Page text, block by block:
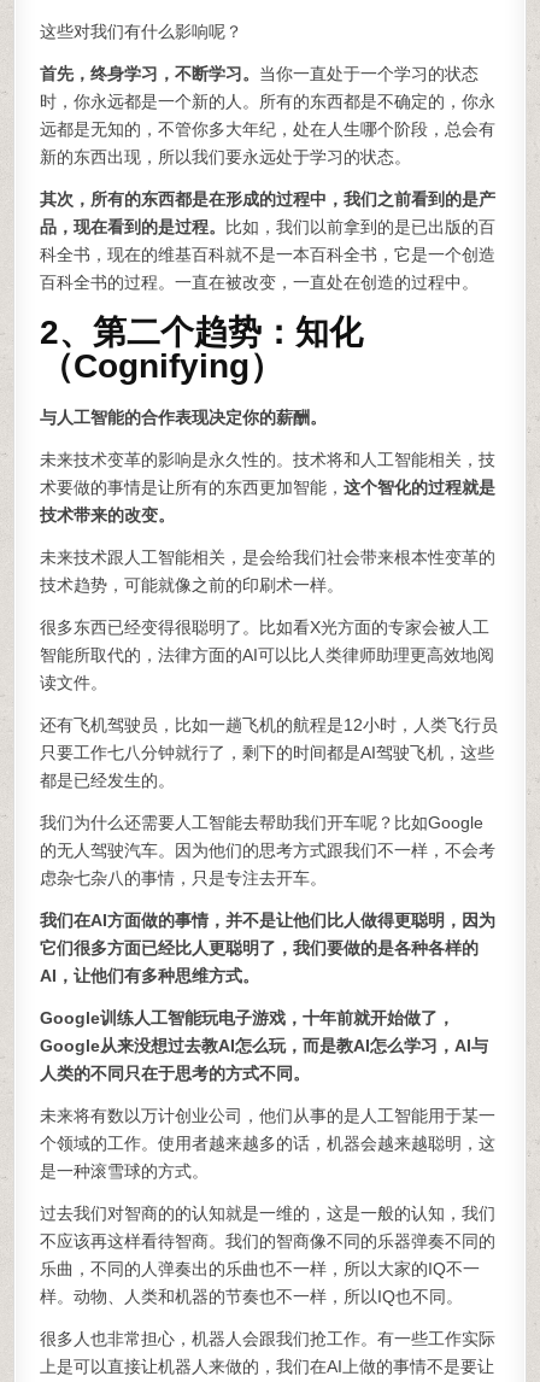
这些对我们有什么影响呢？
首先，终身学习，不断学习。 当你一直处于一个学习的状态
时，你永远都是一个新的人。所有的东西都是不确定的，你永
远都是无知的，不管你多大年纪，处在人生哪个阶段，总会有
新的东西出现，所以我们要永远处于学习的状态。
其次，所有的东西都是在形成的过程中，我们之前看到的是产
品，现在看到的是过程。 比如，我们以前拿到的是已出版的百
科全书，现在的维基百科就不是一本百科全书，它是一个创造
百科全书的过程。一直在被改变，一直处在创造的过程中。
2、第二个趋势：知化
（Cognifying）
与人工智能的合作表现决定你的薪酬。
未来技术变革的影响是永久性的。技术将和人工智能相关，技
术要做的事情是让所有的东西更加智能，这个智化的过程就是
技术带来的改变。
未来技术跟人工智能相关，是会给我们社会带来根本性变革的
技术趋势，可能就像之前的印刷术一样。
很多东西已经变得很聪明了。比如看X光方面的专家会被人工
智能所取代的，法律方面的AI可以比人类律师助理更高效地阅
读文件。
还有飞机驾驶员，比如一趟飞机的航程是12小时，人类飞行员
只要工作七八分钟就行了，剩下的时间都是AI驾驶飞机，这些
都是已经发生的。
我们为什么还需要人工智能去帮助我们开车呢？比如Google
的无人驾驶汽车。因为他们的思考方式跟我们不一样，不会考
虑杂七杂八的事情，只是专注去开车。
我们在AI方面做的事情，并不是让他们比人做得更聪明，因为
它们很多方面已经比人更聪明了，我们要做的是各种各样的
AI，让他们有多种思维方式。
Google训练人工智能玩电子游戏，十年前就开始做了，
Google从来没想过去教AI怎么玩，而是教AI怎么学习，AI与
人类的不同只在于思考的方式不同。
未来将有数以万计创业公司，他们从事的是人工智能用于某一
个领域的工作。使用者越来越多的话，机器会越来越聪明，这
是一种滚雪球的方式。
过去我们对智商的的认知就是一维的，这是一般的认知，我们
不应该再这样看待智商。我们的智商像不同的乐器弹奏不同的
乐曲，不同的人弹奏出的乐曲也不一样，所以大家的IQ不一
样。动物、人类和机器的节奏也不一样，所以IQ也不同。
很多人也非常担心，机器人会跟我们抢工作。有一些工作实际
上是可以直接让机器人来做的，我们在AI上做的事情不是要让